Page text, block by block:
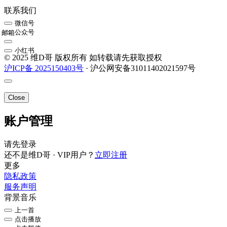
联系我们
微信号
公众号
邮箱
小红书
© 2025 维D哥 版权所有 如转载请先获取授权
沪ICP备 2025150403号 · 沪公网安备31011402021597号
Close
账户管理
请先登录
还不是维D哥 · VIP用户？ 立即注册
更多
隐私政策
服务声明
背景音乐
上一首
点击播放